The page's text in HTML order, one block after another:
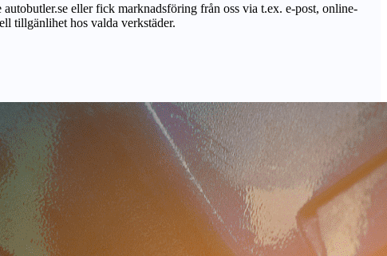
eller fick marknadsföring från oss via t.ex. e-post, online-
tillgänlihet hos valda verkstäder.